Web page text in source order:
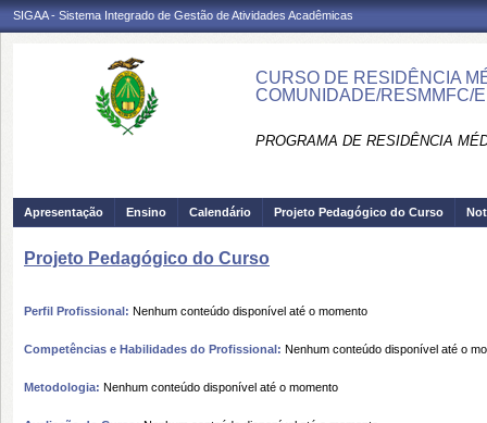
SIGAA - Sistema Integrado de Gestão de Atividades Acadêmicas
CURSO DE RESIDÊNCIA
COMUNIDADE/RESMMFC/
PROGRAMA DE RESIDÊNCIA
Apresentação Ensino Calendário Projeto Pedagógico do Curso
Projeto Pedagógico do Curso
Perfil Profissional: Nenhum conteúdo disponível até o momento
Competências e Habilidades do Profissional: Nenhum conteúdo disponível até o
Metodologia: Nenhum conteúdo disponível até o momento